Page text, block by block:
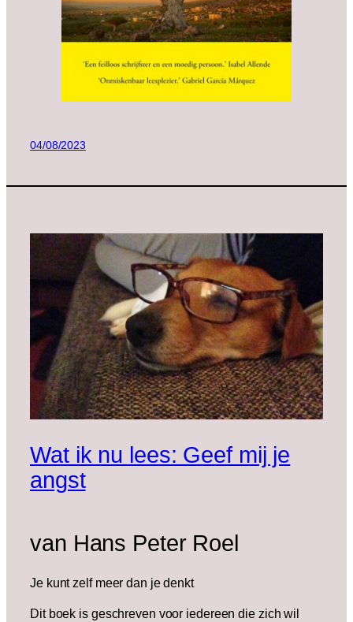
04/08/2023
Wat ik nu lees: Geef mij je
angst
van Hans Peter Roel
Je kunt zelf meer dan je denkt
Dit boek is geschreven voor iedereen die zich wil